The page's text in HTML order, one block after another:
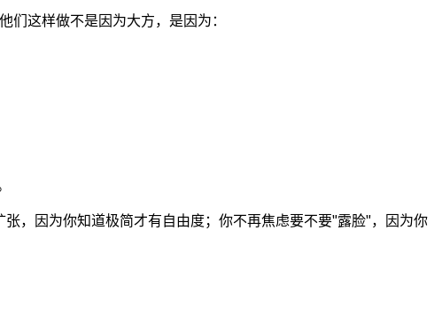
这样做不是因为大方，是因为：
，因为你知道极简才有自由度；你不再焦虑要不要"露脸"，因为你